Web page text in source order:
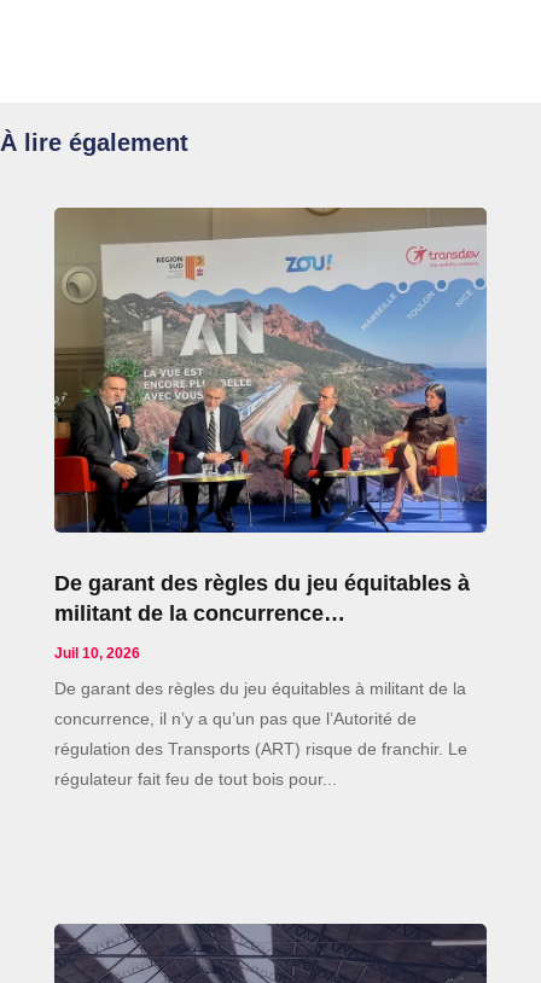
À lire également
De garant des règles du jeu équitables à
militant de la concurrence…
Juil 10, 2026
De garant des règles du jeu équitables à militant de la
concurrence, il n’y a qu’un pas que l’Autorité de
régulation des Transports (ART) risque de franchir. Le
régulateur fait feu de tout bois pour...